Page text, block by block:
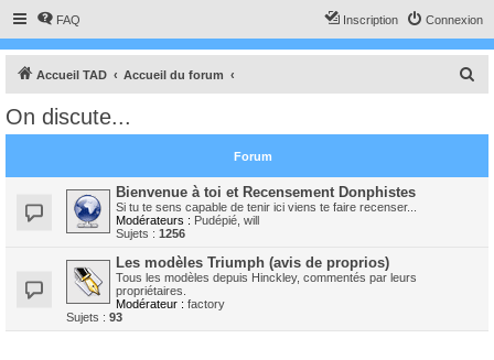
FAQ Connexion
Inscription
Accueil TAD Accueil du forum
e
On discute...
Forum
Bienvenue à toi et Recensement Donphistes
Si tu te sens capable de tenir ici viens te faire recenser...
Modérateurs : Pudépié will
Sujets : 1256
Les modèles Triumph (avis de proprios)
Tous les modèles depuis Hinckley, commentés par leurs
propriétaires.
Modérateur : factory
Sujets : 93